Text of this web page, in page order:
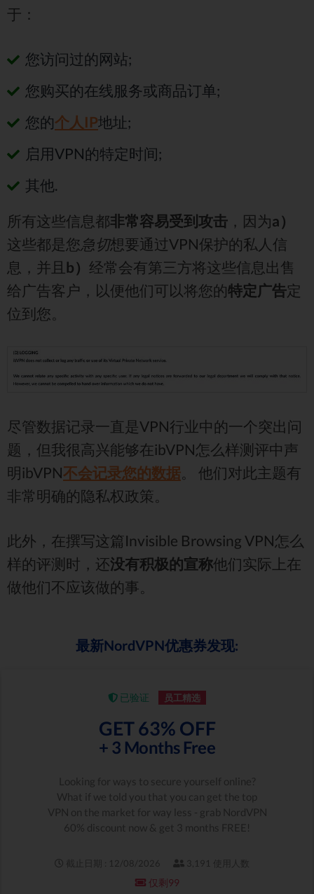
于：
您访问过的网站;
您购买的在线服务或商品订单;
您的个人IP地址;
启用VPN的特定时间;
其他.
所有这些信息都非常容易受到攻击 ，因为a）
这些都是您急切想要通过VPN保护的私人信
息，并且 b） 经常会有第三方将这些信息出售
给广告客户，以便他们可以将您的特定广告定
位到您。
尽管数据记录一直是VPN行业中的一个突出问
题，但我很高兴能够在ibVPN怎么样测评中声
明ibVPN不会记录您的数据。 他们对此主题有
非常明确的隐私权政策。
此外，在撰写这篇Invisible Browsing VPN怎么
样的评测时，还没有积极的宣称他们实际上在
做他们不应该做的事。
最新NordVPN优惠券发现:
已验证 员工精选
GET 63% OFF
+ 3 Months Free
Looking for ways to secure yourself online?
What if we told you that you can get the top
VPN on the market for way less - grab NordVPN
60% discount now & get 3 months FREE!
截止日期 : 12/08/2026 3,191 使用人数
仅剩99